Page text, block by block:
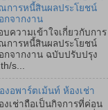
ารหนี้สินผลประโยชน์
กจากงาน
บความเข้าใจเกี่ยวกับการ
ารหนี้สินผลประโยชน์
กจากงาน ฉบับปรับปรุง
s...
อพาร์ตเม้นท์ ห้องเช่า
เช่าถือเป็นกิจการที่ค่อน